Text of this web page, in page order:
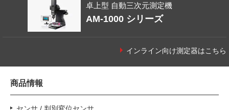
卓上型 自動三次元測定機
AM-1000 シリーズ
インライン向け測定器はこちら
商品情報